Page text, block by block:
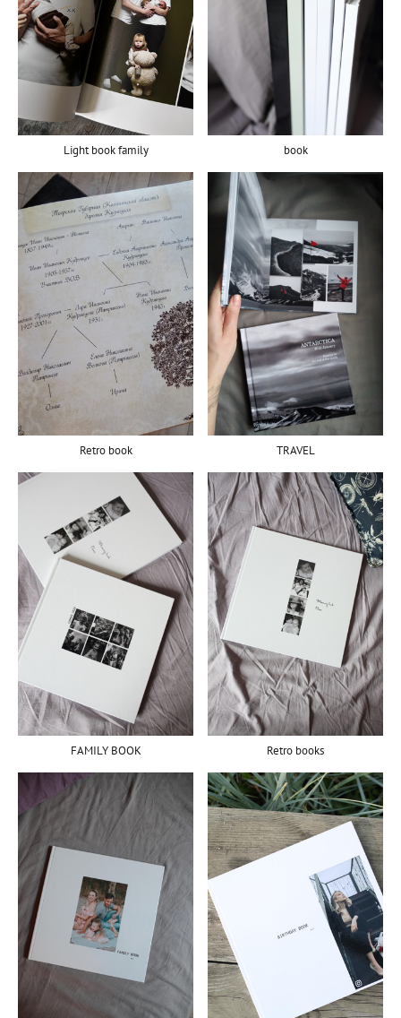
Light book family book
Retro book TRAVEL
FAMILY BOOK Retro books